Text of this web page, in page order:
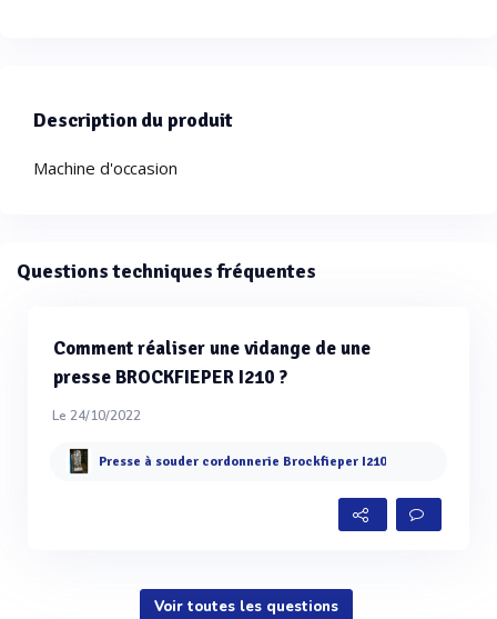
Description du produit
Machine d'occasion
Questions techniques fréquentes
Comment réaliser une vidange de une
presse BROCKFIEPER I210 ?
Le 24/10/2022
Presse à souder cordonnerie Brockfieper I210
Voir toutes les questions